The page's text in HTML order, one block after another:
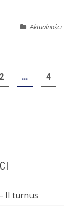
Aktualności
2 … 4
II turnus